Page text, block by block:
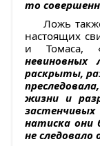
то
Ложь
настоящих
и Томаса,
раскрыты,
жизни и
натиска они
не